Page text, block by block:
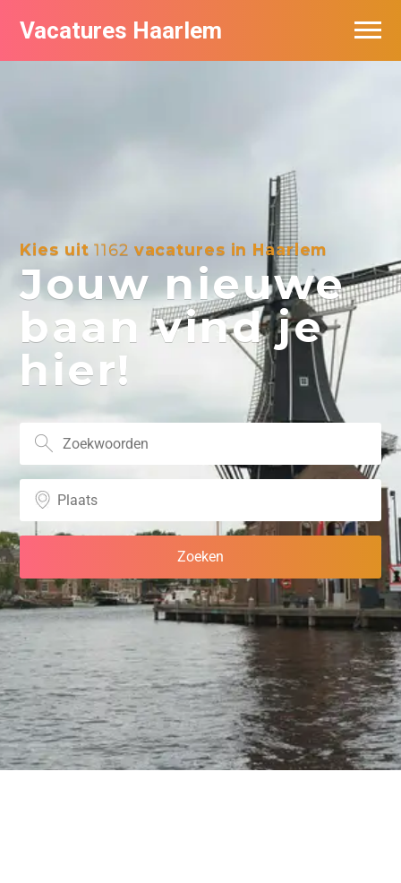
Vacatures Haarlem
Kies uit1162 vacatures in Haarlem
Jouw nieuwe
baan vind je
hier!
Vacatures per bedrijf in Haarlem